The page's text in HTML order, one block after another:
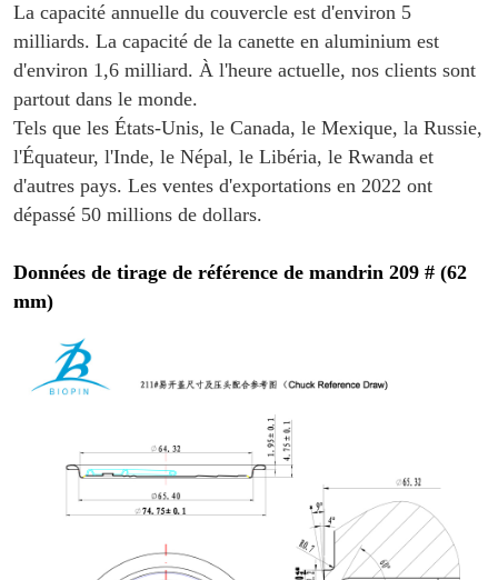
La capacité annuelle du couvercle est d'environ 5
milliards. La capacité de la canette en aluminium est
d'environ 1,6 milliard. À l'heure actuelle, nos clients sont
partout dans le monde.
Tels que les États-Unis, le Canada, le Mexique, la Russie,
l'Équateur, l'Inde, le Népal, le Libéria, le Rwanda et
d'autres pays. Les ventes d'exportations en 2022 ont
dépassé 50 millions de dollars.
Données de tirage de référence de mandrin 209 # (62
mm)